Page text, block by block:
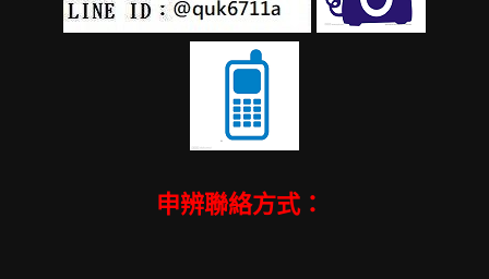
申辨聯絡方式：